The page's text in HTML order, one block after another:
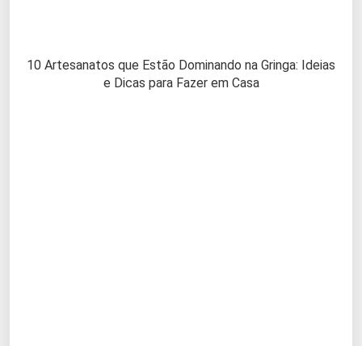
10 Artesanatos que Estão Dominando na Gringa: Ideias
e Dicas para Fazer em Casa